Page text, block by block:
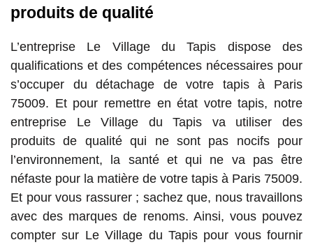
produits de qualité
L’entreprise Le Village du Tapis dispose des
qualifications et des compétences nécessaires pour
s’occuper du détachage de votre tapis à Paris
75009. Et pour remettre en état votre tapis, notre
entreprise Le Village du Tapis va utiliser des
produits de qualité qui ne sont pas nocifs pour
l’environnement, la santé et qui ne va pas être
néfaste pour la matière de votre tapis à Paris 75009.
Et pour vous rassurer ; sachez que, nous travaillons
avec des marques de renoms. Ainsi, vous pouvez
compter sur Le Village du Tapis pour vous fournir